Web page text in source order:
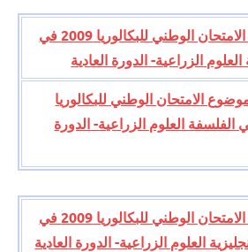
موضوع الامتحان الوطني للبكالوريا 2009 في
الزراعية- الدورة العادية
الامتحان الوطني للبكالوريا
في الفلسفة العلوم الزراعية- الدورة
موضوع الامتحان الوطني للبكالوريا 2009 في
العلوم الزراعية- الدورة العادية